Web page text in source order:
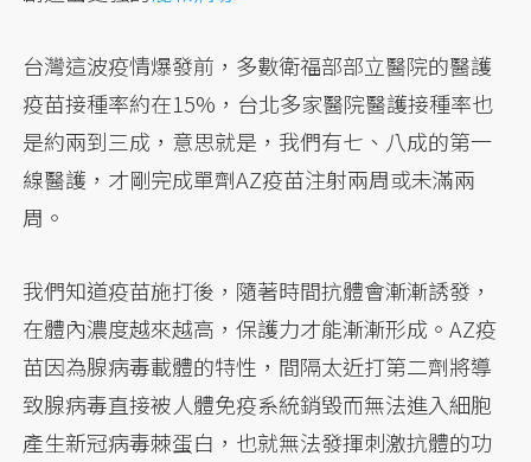
台灣這波疫情爆發前，多數衛福部部立醫院的醫護
疫苗接種率約在15%，台北多家醫院醫護接種率也
是約兩到三成，意思就是，我們有七、八成的第一
線醫護，才剛完成單劑AZ疫苗注射兩周或未滿兩
周。
我們知道疫苗施打後，隨著時間抗體會漸漸誘發，
在體內濃度越來越高，保護力才能漸漸形成。AZ疫
苗因為腺病毒載體的特性，間隔太近打第二劑將導
致腺病毒直接被人體免疫系統銷毀而無法進入細胞
產生新冠病毒棘蛋白，也就無法發揮刺激抗體的功